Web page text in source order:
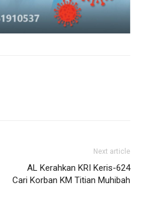
Next article
AL Kerahkan KRI Keris-624
Cari Korban KM Titian Muhibah